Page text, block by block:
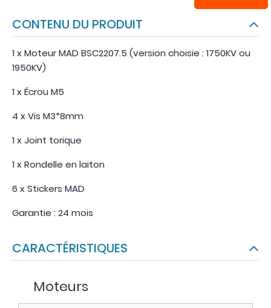
CONTENU DU PRODUIT
1 x Moteur MAD BSC2207.5 (version choisie : 1750KV ou
1950KV)
1 x Écrou M5
4 x Vis M3*8mm
1 x Joint torique
1 x Rondelle en laiton
6 x Stickers MAD
Garantie : 24 mois
CARACTÉRISTIQUES
Moteurs